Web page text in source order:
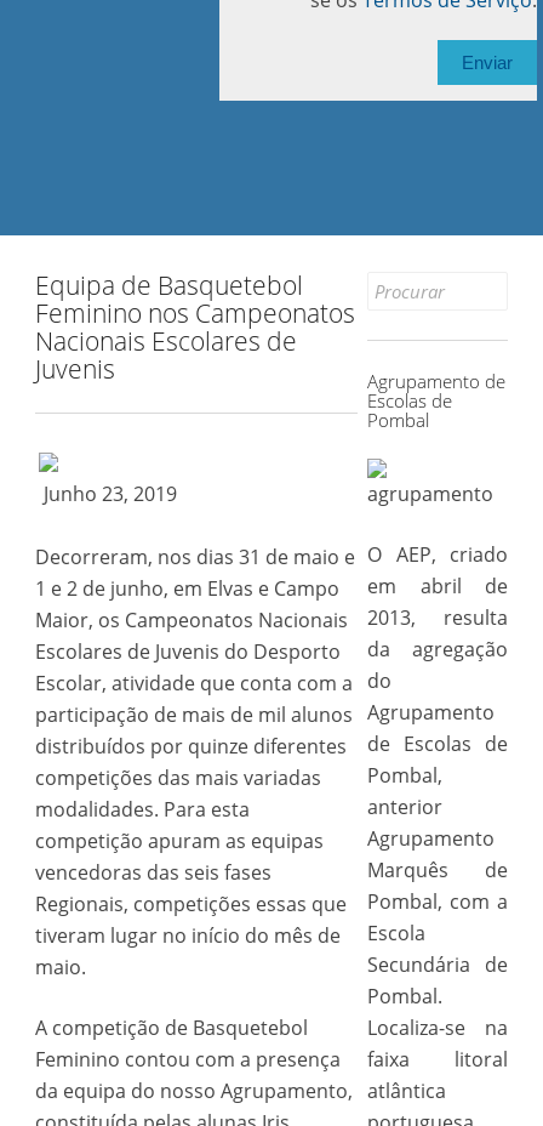
Equipa de Basquetebol
Feminino nos Campeonatos
Nacionais Escolares de
Juvenis
Junho 23, 2019
Decorreram, nos dias 31 de maio e
1 e 2 de junho, em Elvas e Campo
Maior, os Campeonatos Nacionais
Escolares de Juvenis do Desporto
Escolar, atividade que conta com a
participação de mais de mil alunos
distribuídos por quinze diferentes
competições das mais variadas
modalidades. Para esta
competição apuram as equipas
vencedoras das seis fases
Regionais, competições essas que
tiveram lugar no início do mês de
maio.
A competição de Basquetebol
Feminino contou com a presença
da equipa do nosso Agrupamento,
Search
Agrupamento de
Escolas de
Pombal
O AEP, criado
em abril de
2013, resulta
da agregação
do
Agrupamento
de Escolas de
Pombal,
anterior
Agrupamento
Marquês de
Pombal, com a
Escola
Secundária de
Pombal.
Localiza-se na
faixa litoral
atlântica